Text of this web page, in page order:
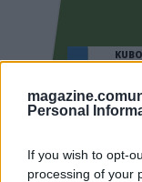
Personal
If you wish to opt-
processing of your
SERGIO
KUBO